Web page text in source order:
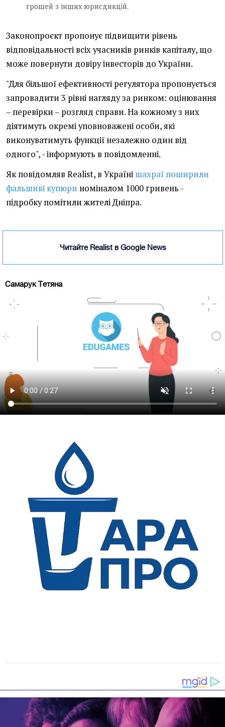
грошей з інших юрисдикцій.
Законопроєкт пропонує підвищити рівень
відповідальності всіх учасників ринків капіталу, що
може повернути довіру інвесторів до України.
"Для більшої ефективності регулятора пропонується
запровадити 3 рівні нагляду за ринком: оцінювання
– перевірки – розгляд справи. На кожному з них
діятимуть окремі уповноважені особи, які
виконуватимуть функції незалежно один від
одного", - інформують в повідомленні.
Як повідомляв Realist, в Україні шахраї поширили
фальшиві купюри номіналом 1000 гривень -
підробку помітили жителі Дніпра.
Читайте Realist в Google News
Самарук Тетяна